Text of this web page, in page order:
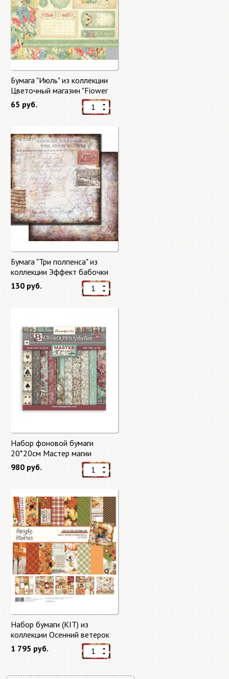
Бумага "Июль" из коллекции
Цветочный магазин "Fiower
Market"
65 руб.
Бумага "Три полпенса" из
коллекции Эффект бабочки
"Butterfly Effect"
130 руб.
Набор фоновой бумаги
20*20см Мастер магии
"Master of Magic" 10 листов +
бонус от Stamperia
980 руб.
Набор бумаги (KIT) из
коллекции Осенний ветерок
"Autumn Breeze"
1 795 руб.